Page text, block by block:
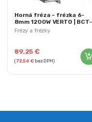
Frézy a frézky
Horná fréza – frézka 6-
8mm 1200W VERTO | BCT-
52G713
89,25€
(72,56€bez DPH)